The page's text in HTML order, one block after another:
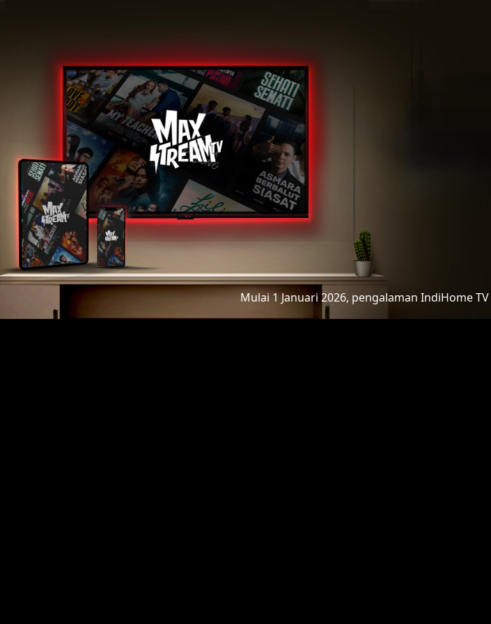
Mulai 1 Januari 2026, pengalaman IndiHome TV